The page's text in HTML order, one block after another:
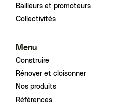
Bailleurs et promoteurs
Collectivités
Menu
Construire
Rénover et cloisonner
Nos produits
Références